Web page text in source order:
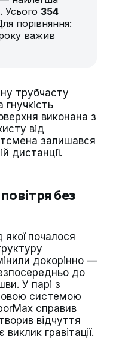
Усього 354
порівняння:
важив
трубчасту
виконана з
від
залишався
дистанції.
без
почалося
докорінно —
до
У парі з
системою
справив
відчуття
гравітації.